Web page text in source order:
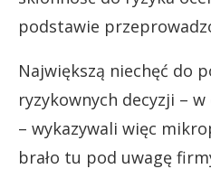
podstawie
Największą niechęć do
ryzykownych decyzji –
– wykazywali więc
brało tu pod uwagę